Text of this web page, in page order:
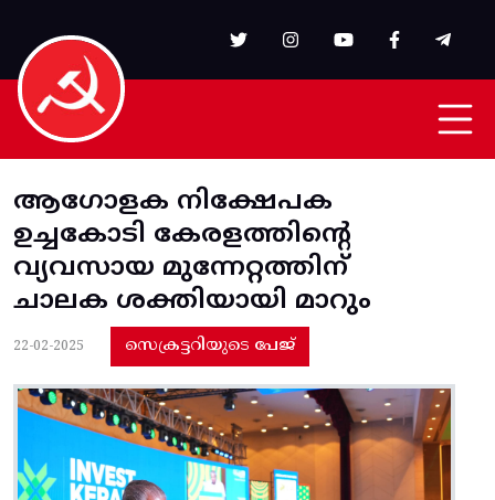
ആഗോളക നിക്ഷേപക
ഉച്ചകോടി കേരളത്തിന്റെ
വ്യവസായ മുന്നേറ്റത്തിന്‌
ചാലക ശക്തിയായി മാറും
22-02-2025 സെക്രട്ടറിയുടെ പേജ്